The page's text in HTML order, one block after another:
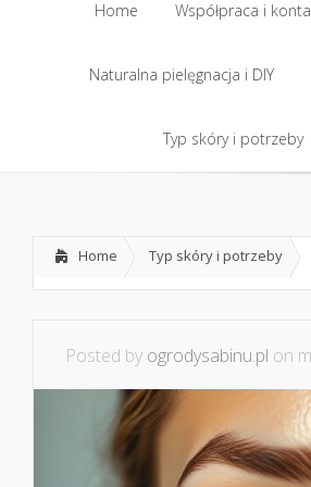
Home
Home
Współpraca i
Współpraca i
Naturalna pielęgnacja i DIY
Naturalna pielęgnacja i DIY
Typ skóry i potrzeby
Home Typ skóry i potrzeby
Posted by ogrodysabinu.pl on